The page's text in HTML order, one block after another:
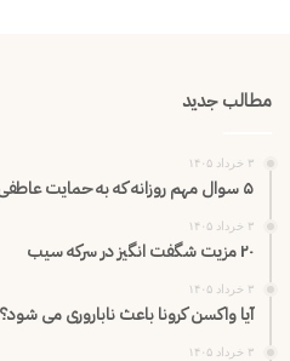
مطالب جدید
۳ خرداد ۱۴۰۵
۵ سوال مهم روزانه که به حمایت عاطفی و ذهنی از او کمک می کند
۳ خرداد ۱۴۰۵
۲۰ مزیت شگفت انگیز در سرکه سیب
۳ خرداد ۱۴۰۵
آیا واکسن کرونا باعث ناباروری می شود؟
۳ خرداد ۱۴۰۵